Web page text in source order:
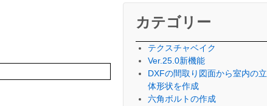
カテゴリー
テクスチャベイク
Ver.25.0新機能
DXFの間取り図面から室内の立
体形状を作成
六角ボルトの作成